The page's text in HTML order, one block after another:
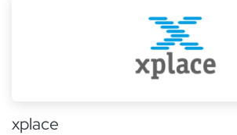
xplace